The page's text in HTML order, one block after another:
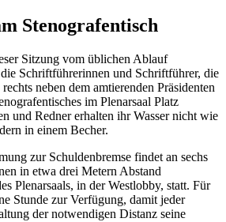
Stenografentisch
Sitzung vom üblichen Ablauf
Schriftführerinnen und Schriftführer, die
neben dem amtierenden Präsidenten
im Plenarsaal Platz
und Redner erhalten ihr Wasser nicht wie
in einem Becher.
zur Schuldenbremse findet an sechs
in etwa drei Metern Abstand
Plenarsaals, in der Westlobby, statt. Für
Stunde zur Verfügung, damit jeder
der notwendigen Distanz seine